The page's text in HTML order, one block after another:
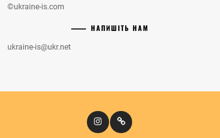
©ukraine-is.com
НАПИШІТЬ НАМ
ukraine-is@ukr.net
InstagramКіномандри